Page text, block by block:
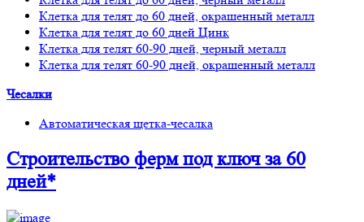
Клетка для телят до 60 дней, окрашенный металл
Клетка для телят до 60 дней Цинк
Клетка для телят 60-90 дней, черный металл
Клетка для телят 60-90 дней, окрашенный металл
Чесалки
Автоматическая щетка-чесалка
Строительство фермпод ключ за 60
дней*